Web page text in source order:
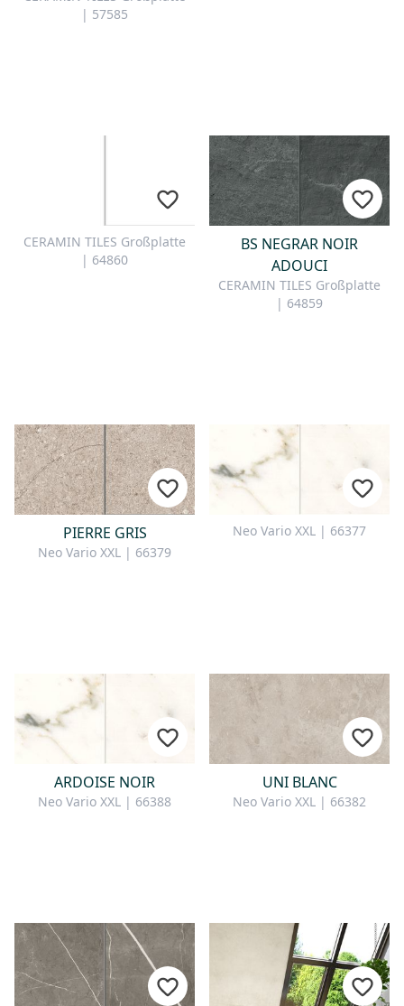
| 57585
CERAMIN TILES Großplatte
| 64860
BS NEGRAR NOIR
ADOUCI
CERAMIN TILES Großplatte
| 64859
PIERRE GRIS
Neo Vario XXL | 66379
Neo Vario XXL | 66377
ARDOISE NOIR
Neo Vario XXL | 66388
UNI BLANC
Neo Vario XXL | 66382